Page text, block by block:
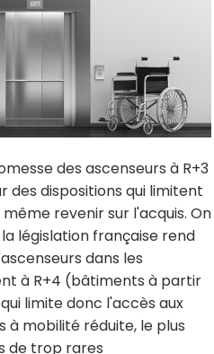
des ascenseurs à R+3
des dispositions qui limitent
revenir sur l'acquis. On
législation française rend
dans les
à R+4 (bâtiments à partir
limite donc l'accès aux
à mobilité réduite, le plus
de trop rares